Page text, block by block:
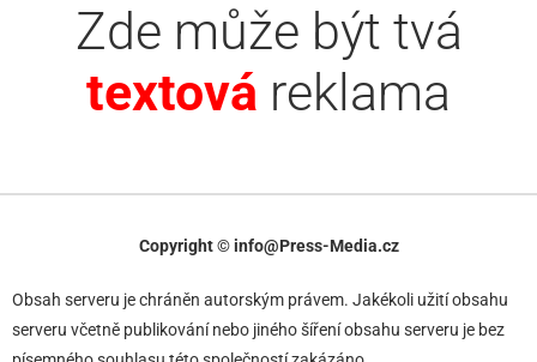
Zde může být tvá
textová reklama
Copyright © info@Press-Media.cz
Obsah serveru je chráněn autorským právem. Jakékoli užití obsahu
serveru včetně publikování nebo jiného šíření obsahu serveru je bez